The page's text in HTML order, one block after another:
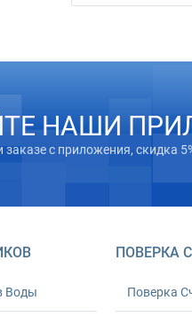
НАШИ
заказе с приложения, скидка
Воды
ПОВЕРКА
Поверка